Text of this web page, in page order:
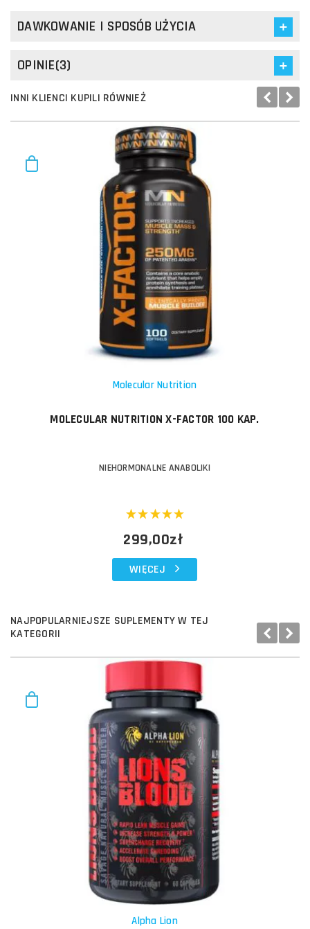
DAWKOWANIE I SPOSÓB UŻYCIA
OPINIE(3)
INNI KLIENCI KUPILI RÓWNIEŻ
Molecular Nutrition
MOLECULAR NUTRITION X-FACTOR 100 KAP.
NIEHORMONALNE ANABOLIKI
299,00zł
WIĘCEJ
NAJPOPULARNIEJSZE SUPLEMENTY W TEJ
KATEGORII
Alpha Lion